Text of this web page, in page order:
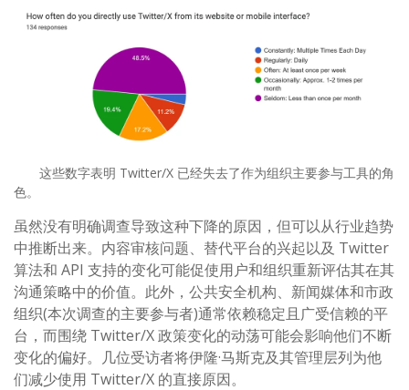
这些数字表明 Twitter/X 已经失去了作为组织主要参与工具的角
色。
虽然没有明确调查导致这种下降的原因，但可以从行业趋势
中推断出来。内容审核问题、替代平台的兴起以及 Twitter
算法和 API 支持的变化可能促使用户和组织重新评估其在其
沟通策略中的价值。此外，公共安全机构、新闻媒体和市政
组织(本次调查的主要参与者)通常依赖稳定且广受信赖的平
台，而围绕 Twitter/X 政策变化的动荡可能会影响他们不断
变化的偏好。几位受访者将伊隆·马斯克及其管理层列为他
们减少使用 Twitter/X 的直接原因。